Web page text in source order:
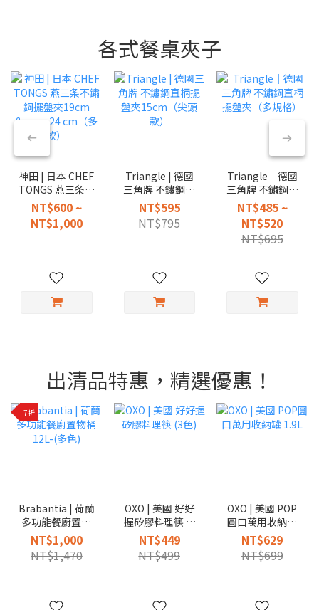
各式餐桌夾子
神田 | 日本 CHEF
TONGS 燕三条不
鏽鋼擺盤夾19cm
& 24 cm（多
款）
NT$600 ~
NT$1,000
Triangle | 德國
三角牌 不鏽鋼直
柄擺盤夾
15cm（尖頭款）
NT$595
NT$795
Triangle｜德國
三角牌 不鏽鋼直
柄擺盤夾（多規
格）
NT$485 ~
NT$520
NT$695
出清品特惠，精選優惠！
7折
Brabantia | 荷蘭
多功能餐廚置物
桶12L-(多色)
NT$1,000
NT$1,470
OXO | 美國 好好
握矽膠料理筷 (3
色)
NT$449
NT$499
OXO | 美國 POP
圓口萬用收納罐
1.9L
NT$629
NT$699